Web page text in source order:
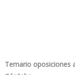
Temario oposiciones